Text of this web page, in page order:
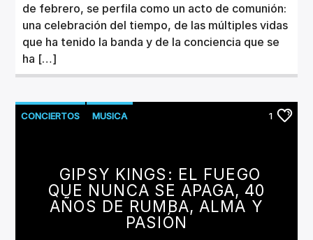
de febrero, se perfila como un acto de comunión:
una celebración del tiempo, de las múltiples vidas
que ha tenido la banda y de la conciencia que se
ha […]
CONCIERTOS MUSICA 1
GIPSY KINGS: EL FUEGO
QUE NUNCA SE APAGA, 40
AÑOS DE RUMBA, ALMA Y
PASIÓN